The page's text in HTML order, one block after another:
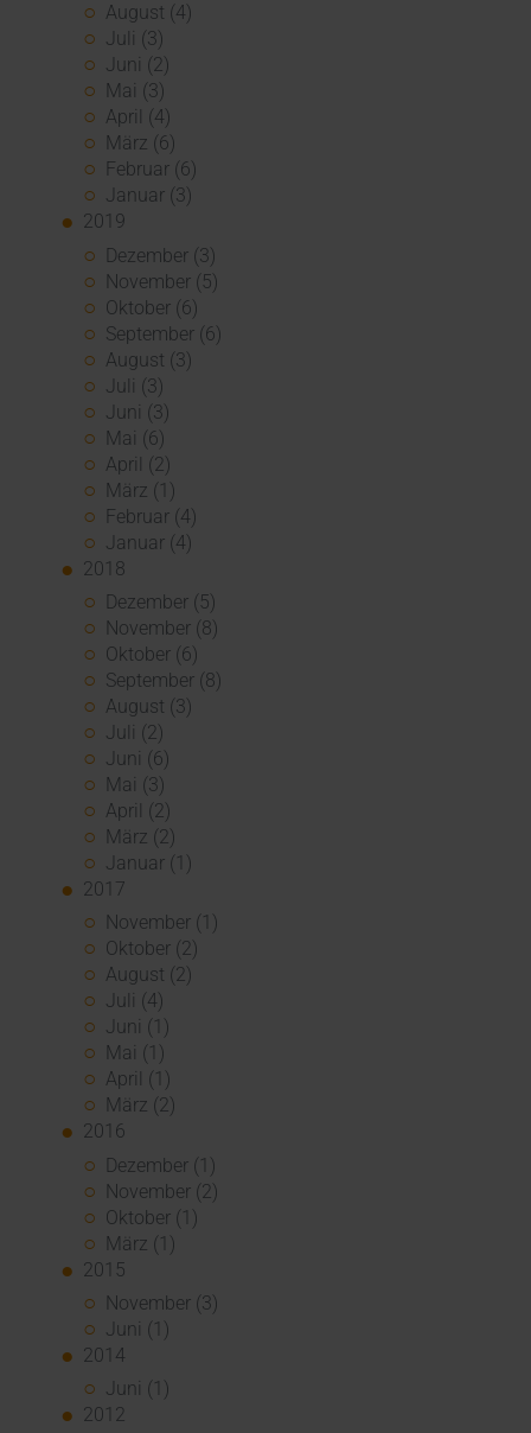
August (4)
Juli (3)
Juni (2)
Mai (3)
April (4)
März (6)
Februar (6)
Januar (3)
2019
Dezember (3)
November (5)
Oktober (6)
September (6)
August (3)
Juli (3)
Juni (3)
Mai (6)
April (2)
März (1)
Februar (4)
Januar (4)
2018
Dezember (5)
November (8)
Oktober (6)
September (8)
August (3)
Juli (2)
Juni (6)
Mai (3)
April (2)
März (2)
Januar (1)
2017
November (1)
Oktober (2)
August (2)
Juli (4)
Juni (1)
Mai (1)
April (1)
März (2)
2016
Dezember (1)
November (2)
Oktober (1)
März (1)
2015
November (3)
Juni (1)
2014
Juni (1)
2012